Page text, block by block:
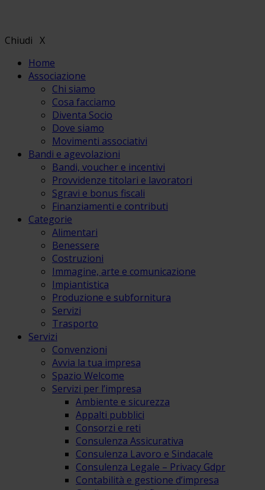
Chiudi X
Home
Associazione
Chi siamo
Cosa facciamo
Diventa Socio
Dove siamo
Movimenti associativi
Bandi e agevolazioni
Bandi, voucher e incentivi
Provvidenze titolari e lavoratori
Sgravi e bonus fiscali
Finanziamenti e contributi
Categorie
Alimentari
Benessere
Costruzioni
Immagine, arte e comunicazione
Impiantistica
Produzione e subfornitura
Servizi
Trasporto
Servizi
Convenzioni
Avvia la tua impresa
Spazio Welcome
Servizi per l’impresa
Ambiente e sicurezza
Appalti pubblici
Consorzi e reti
Consulenza Assicurativa
Consulenza Lavoro e Sindacale
Consulenza Legale – Privacy Gdpr
Contabilità e gestione d’impresa